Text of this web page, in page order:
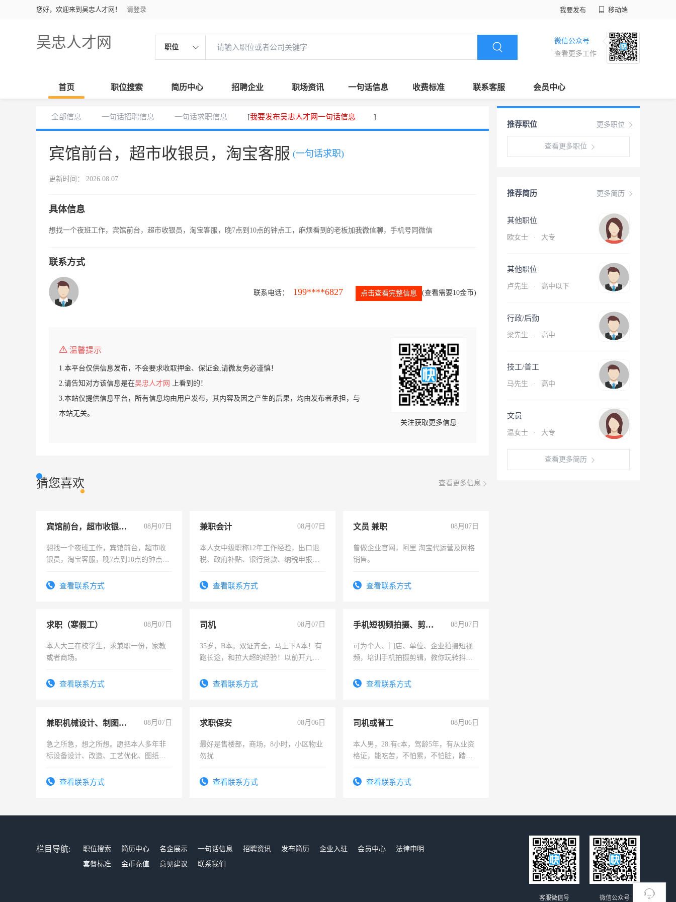
您好，欢迎来到吴忠人才网！ 请登录 我要发布 移动端
吴忠人才网 职位
微信公众号
查看更多工作
首页 职位搜索 简历中心 招聘企业 职场资讯 一句话信息 收费标准 联系客服 会员中心
全部信息 一句话招聘信息 一句话求职信息 [我要发布吴忠人才网一句话信息 ]
宾馆前台，超市收银员，淘宝客服 (一句话求职)
更新时间： 2026.08.07
具体信息
想找一个夜班工作，宾馆前台，超市收银员，淘宝客服，晚7点到10点的钟点工，麻烦看到的老板加我微信聊，手机号同微信
联系方式
联系电话： 199****6827 点击查看完整信息 (查看需要10金币)
温馨提示
1.本平台仅供信息发布，不会要求收取押金、保证金,请微友务必谨慎！
2.请告知对方该信息是在吴忠人才网
上看到的！
3.本站仅提供信息平台，所有信息均由用户发布，其内容及因之产生的后果，均由发布者承担，与
本站无关。
关注获取更多信息
猜您喜欢 查看更多信息
宾馆前台，超市收银员，淘宝客服 08月07日
想找一个夜班工作，宾馆前台，超市收
银员，淘宝客服，晚7点到10点的钟点
号同微信查看联系方式
兼职会计 08月07日
本人女中级职称12年工作经验，出口退
税、政府补贴、银行贷款、纳税申报、
务，财务咨询等业务。欲求兼职会计工
查看联系方式
文员 兼职 08月07日
曾做企业官网，阿里 淘宝代运营及网格
销售。
查看联系方式
求职（寒假工） 08月07日
本人大三在校学生，求兼职一份，家教
或者商场。
查看联系方式
司机 08月07日
35岁，B本。双证齐全，马上下A本！有
跑长途，和拉大超的经验！以前开九米
查看联系方式
手机短视频拍摄、剪辑、抖音快手 08月07日
可为个人、门店、单位、企业拍摄短视
频，培训手机拍摄剪辑，教你玩转抖音
频，培训手机拍摄剪辑，教你玩转抖
查看联系方式
兼职机械设计、制图、设备改造 08月07日
急之所急，想之所想。愿把本人多年非
标设备设计、改造、工艺优化、图纸制
结识有识之士，共享未来。
查看联系方式
求职保安 08月06日
最好是售楼部，商场，8小时，小区物业
勿扰
查看联系方式
司机或普工 08月06日
本人男，28.有c本，驾龄5年，有从业资
格证，能吃苦，不怕累，不怕脏，踏
查看联系方式
更多职位
推荐职位
查看更多职位
更多简历
推荐简历
其他职位
欧女士 · 大专
其他职位
卢先生 · 高中以下
行政/后勤
梁先生 · 高中
技工/普工
马先生 · 高中
文员
温女士 · 大专
查看更多简历
栏目导航: 职位搜索 简历中心 名企展示 一句话信息 招聘资讯 发布简历 企业入驻 会员中心
法律申明
套餐标准
金币充值 意见建议 联系我们
微信公众号
客服微信号